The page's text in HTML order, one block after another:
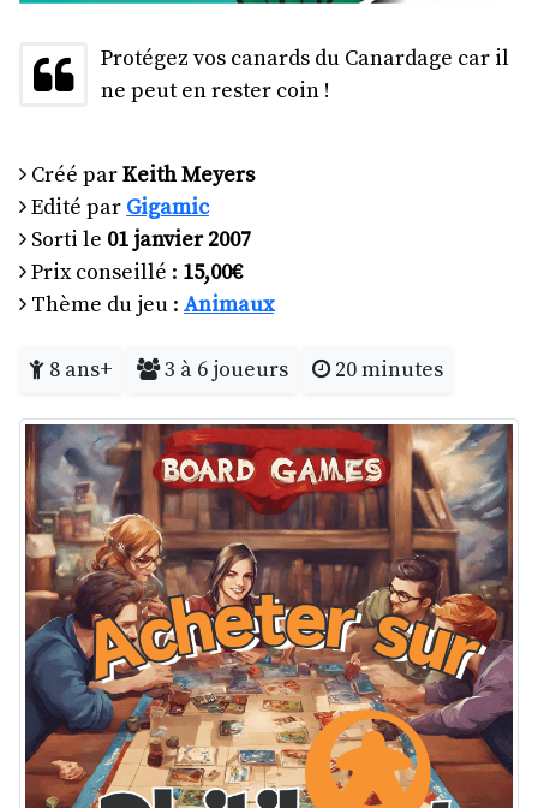
Protégez vos canards du Canardage car il
ne peut en rester coin !
Créé parKeith Meyers
Edité par Gigamic
Sorti le 01 janvier 2007
Prix conseillé : 15,00€
Thème du jeu : Animaux
8 ans+ 3 à 6 joueurs 20 minutes